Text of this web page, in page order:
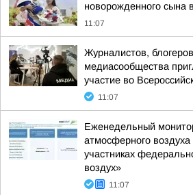
новорожденного сына
11:07
Журналистов,
медиасообщества
участие во
11:07
Еженедельный
атмосферного воздуха
участниках
воздух»
11:07